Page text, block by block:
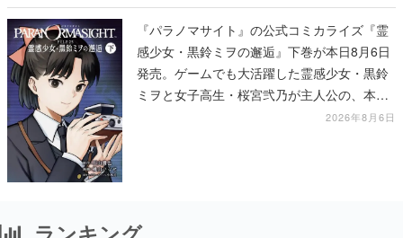
『パラノマサイト』の公式コミカライズ『霊
感少女・黒鈴ミヲの邂逅』下巻が本日8月6日
発売。ゲームでも大活躍した霊感少女・黒鈴
ミヲと女子高生・桜宮弐乃が主人公の、本編
2026年8月6日